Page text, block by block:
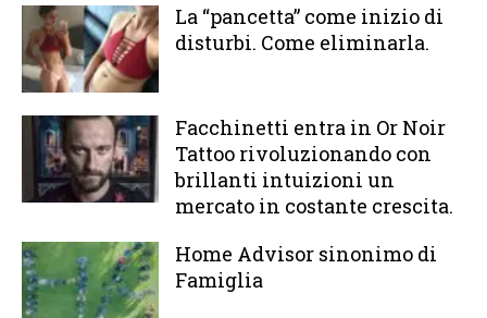
La “pancetta” come inizio di
disturbi. Come eliminarla.
Facchinetti entra in Or Noir
Tattoo rivoluzionando con
brillanti intuizioni un
mercato in costante crescita.
Home Advisor sinonimo di
Famiglia